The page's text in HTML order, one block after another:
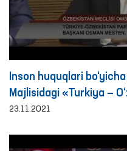
Inson huquqlari
Majlisidagi «Turkiya —
guruhi raisi Osman
23.11.2021